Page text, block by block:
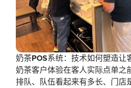
奶茶POS系统：技术如何塑造让
奶茶客户体验在客人实际点单之
排队、队伍看起来有多长、门店